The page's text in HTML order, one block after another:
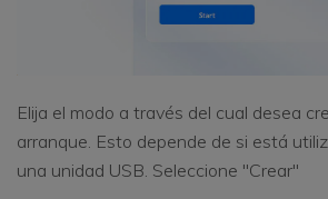
Elija el modo a través del cual desea
arranque. Esto depende de si está
una unidad USB. Seleccione "Crear"